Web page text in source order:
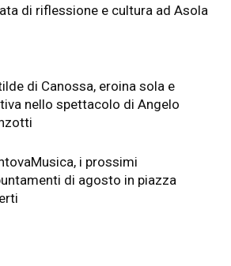
di riflessione e cultura ad Asola
di Canossa, eroina sola e
nello spettacolo di Angelo
i prossimi
di agosto in piazza